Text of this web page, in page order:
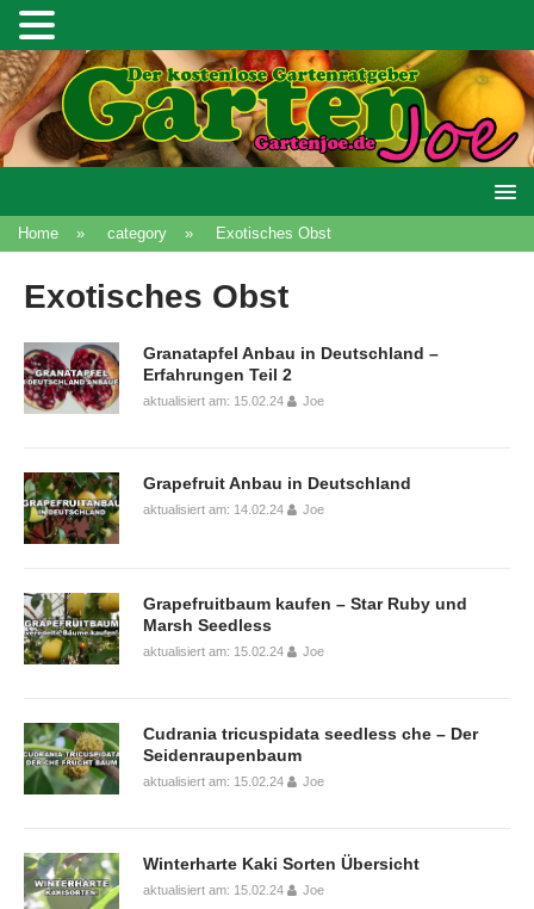
Home » category » Exotisches Obst
Exotisches Obst
Granatapfel Anbau in Deutschland –
Erfahrungen Teil 2
aktualisiert am: 15.02.24 Joe
Grapefruit Anbau in Deutschland
aktualisiert am: 14.02.24 Joe
Grapefruitbaum kaufen – Star Ruby und
Marsh Seedless
aktualisiert am: 15.02.24 Joe
Cudrania tricuspidata seedless che – Der
Seidenraupenbaum
aktualisiert am: 15.02.24 Joe
Winterharte Kaki Sorten Übersicht
aktualisiert am: 15.02.24 Joe